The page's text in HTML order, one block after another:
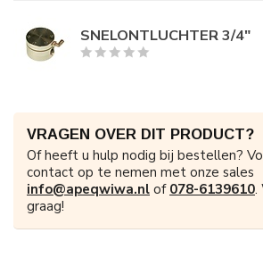
SNELONTLUCHTER 3/4"
VRAGEN OVER DIT PRODUCT?
Of heeft u hulp nodig bij bestellen?
contact op te nemen met onze sales
info@apeqwiwa.nl of 078-6139610.
graag!